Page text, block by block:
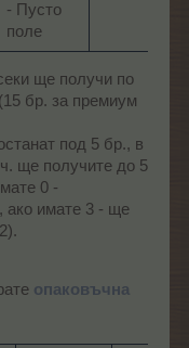
- Пусто
поле
ще получи по
бр. за премиум
под 5 бр., в
ще получите до 5
0 -
ако имате 3 - ще
опаковъчна